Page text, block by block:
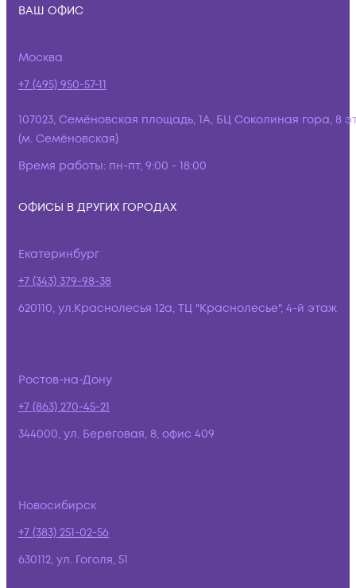
ВАШ ОФИС
Москва
+7 (495) 950-57-11
107023, Семёновская площадь, 1А, БЦ Соколиная гора, 8
(м. Семёновская)
Время работы: пн-пт, 9:00 - 18:00
ОФИСЫ В ДРУГИХ ГОРОДАХ
Екатеринбург
+7 (343) 379-98-38
620110, ул.Краснолесья 12а, ТЦ "Краснолесье", 4-й этаж
Ростов-на-Дону
+7 (863) 270-45-21
344000, ул. Береговая, 8, офис 409
Новосибирск
+7 (383) 251-02-56
630112, ул. Гоголя, 51